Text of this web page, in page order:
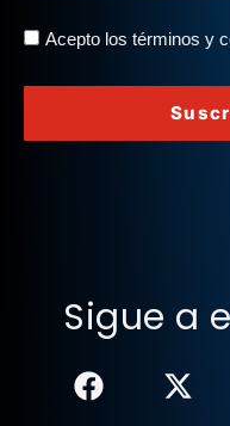
Acepto los términos y
Sigue a